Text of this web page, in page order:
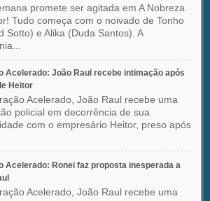
promete ser agitada em A Nobreza
Tudo começa com o noivado de Tonho
Sotto) e Alika (Duda Santos). A
Acelerado: João Raul recebe intimação após
Heitor
Acelerado, João Raul recebe uma
policial em decorrência de sua
com o empresário Heitor, preso após
Acelerado: Ronei faz proposta inesperada a
Acelerado, João Raul recebe uma